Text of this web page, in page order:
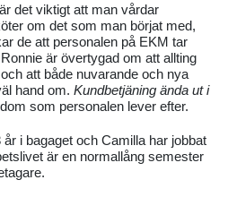
det viktigt att man vårdar
om det som man börjat med,
de att personalen på EKM tar
är övertygad om att allting
att både nuvarande och nya
hand om. Kundbetjäning ända ut i
som personalen lever efter.
i bagaget och Camilla har jobbat
är en normallång semester